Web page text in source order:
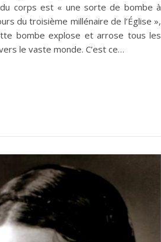
corps est « une sorte de bombe à
du troisième millénaire de l’Église »,
bombe explose et arrose tous les
le vaste monde. C’est ce…